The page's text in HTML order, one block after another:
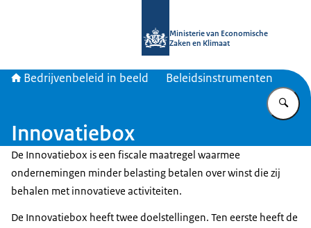
Ministerie van Economische
Zaken en Klimaat
Bedrijvenbeleid in beeld Beleidsinstrumenten
Innovatiebox
De Innovatiebox is een fiscale maatregel waarmee
ondernemingen minder belasting betalen over winst die zij
behalen met innovatieve activiteiten.
De Innovatiebox heeft twee doelstellingen. Ten eerste heeft de